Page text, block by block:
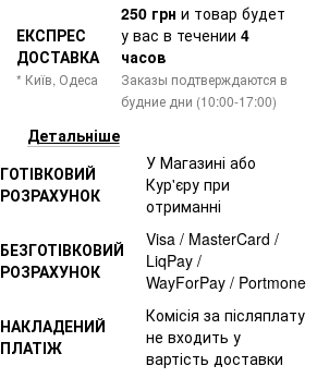
ЕКСПРЕС
ДОСТАВКА
* Київ, Одеса
250 грн и товар будет
у вас в течении 4
часов
Заказы подтверждаются в
будние дни (10:00-17:00)
Детальніше
ГОТІВКОВИЙ
РОЗРАХУНОК
У Магазині або
Кур'єру при
отриманні
БЕЗГОТІВКОВИЙ
РОЗРАХУНОК
Visa / MasterCard /
LiqPay /
WayForPay / Portmone
НАКЛАДЕНИЙ
ПЛАТІЖ
Комісія за післяплату
не входить у
вартість доставки